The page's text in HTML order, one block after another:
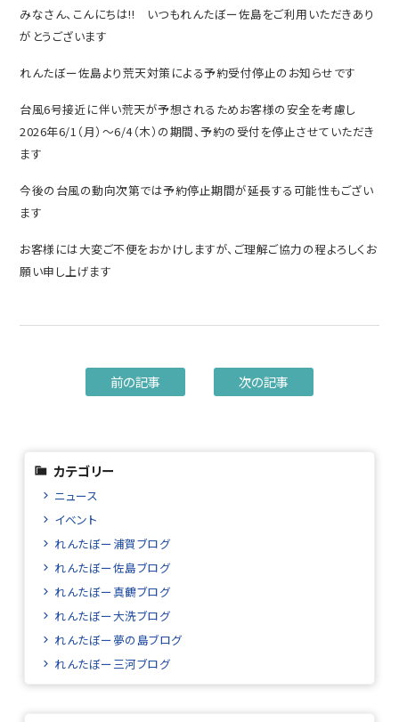
みなさん、こんにちは!! いつもれんたぼー佐島をご利用いただきあり
がとうございます
れんたぼー佐島より荒天対策による予約受付停止のお知らせです
台風6号接近に伴い荒天が予想されるためお客様の安全を考慮し
2026年6/1（月）～6/4（木）の期間、予約の受付を停止させていただき
ます
今後の台風の動向次第では予約停止期間が延長する可能性もござい
ます
お客様には大変ご不便をおかけしますが、ご理解ご協力の程よろしくお
願い申し上げます
前の記事 次の記事
カテゴリー
ニュース
イベント
れんたぼー浦賀ブログ
れんたぼー佐島ブログ
れんたぼー真鶴ブログ
れんたぼー大洗ブログ
れんたぼー夢の島ブログ
れんたぼー三河ブログ